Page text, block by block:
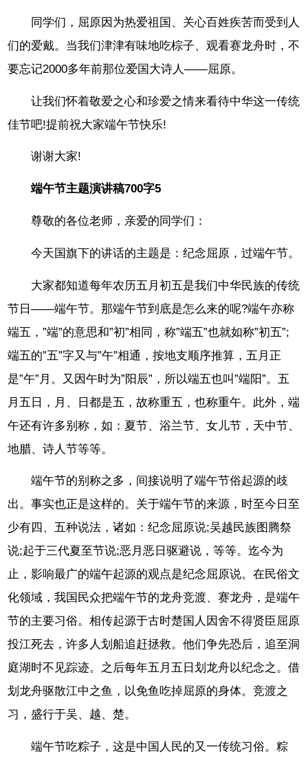
同学们，屈原因为热爱祖国、关心百姓疾苦而受到人
们的爱戴。当我们津津有味地吃棕子、观看赛龙舟时，不
要忘记2000多年前那位爱国大诗人——屈原。
让我们怀着敬爱之心和珍爱之情来看待中华这一传统
佳节吧!提前祝大家端午节快乐!
谢谢大家!
端午节主题演讲稿700字5
尊敬的各位老师，亲爱的同学们：
今天国旗下的讲话的主题是：纪念屈原，过端午节。
大家都知道每年农历五月初五是我们中华民族的传统
节日——端午节。那端午节到底是怎么来的呢?端午亦称
端五，”端”的意思和”初”相同，称”端五”也就如称”初五”;
端五的”五”字又与”午”相通，按地支顺序推算，五月正
是”午”月。又因午时为”阳辰”，所以端五也叫”端阳”。五
月五日，月、日都是五，故称重五，也称重午。此外，端
午还有许多别称，如：夏节、浴兰节、女儿节，天中节、
地腊、诗人节等等。
端午节的别称之多，间接说明了端午节俗起源的歧
出。事实也正是这样的。关于端午节的来源，时至今日至
少有四、五种说法，诸如：纪念屈原说;吴越民族图腾祭
说;起于三代夏至节说;恶月恶日驱避说，等等。迄今为
止，影响最广的端午起源的观点是纪念屈原说。在民俗文
化领域，我国民众把端午节的龙舟竞渡、赛龙舟，是端午
节的主要习俗。相传起源于古时楚国人因舍不得贤臣屈原
投江死去，许多人划船追赶拯救。他们争先恐后，追至洞
庭湖时不见踪迹。之后每年五月五日划龙舟以纪念之。借
划龙舟驱散江中之鱼，以免鱼吃掉屈原的身体。竞渡之
习，盛行于吴、越、楚。
端午节吃粽子，这是中国人民的又一传统习俗。粽